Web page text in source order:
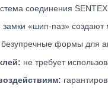
соединения SENTEX
замки «шип-паз» создают
безупречные формы для
не требует